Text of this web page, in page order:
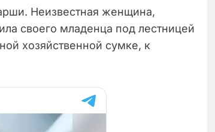
Неизвестная женщина,
своего младенца под лестницей
хозяйственной сумке, к